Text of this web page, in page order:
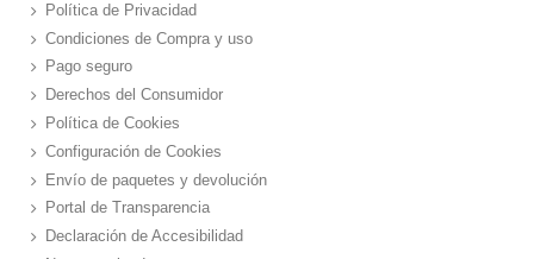
Política de Privacidad
Condiciones de Compra y uso
Pago seguro
Derechos del Consumidor
Política de Cookies
Configuración de Cookies
Envío de paquetes y devolución
Portal de Transparencia
Declaración de Accesibilidad